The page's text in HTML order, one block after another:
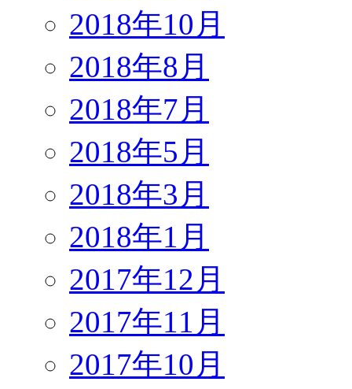
2018年10月
2018年8月
2018年7月
2018年5月
2018年3月
2018年1月
2017年12月
2017年11月
2017年10月